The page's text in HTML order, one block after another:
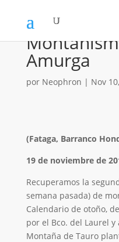
Amurga
por Neophron | Nov
(Fataga, Barranco
19 de noviembre de
Recuperamos la
semana pasada) de
Calendario de otoño,
por el Bco. del Laurel
Montaña de Tauro